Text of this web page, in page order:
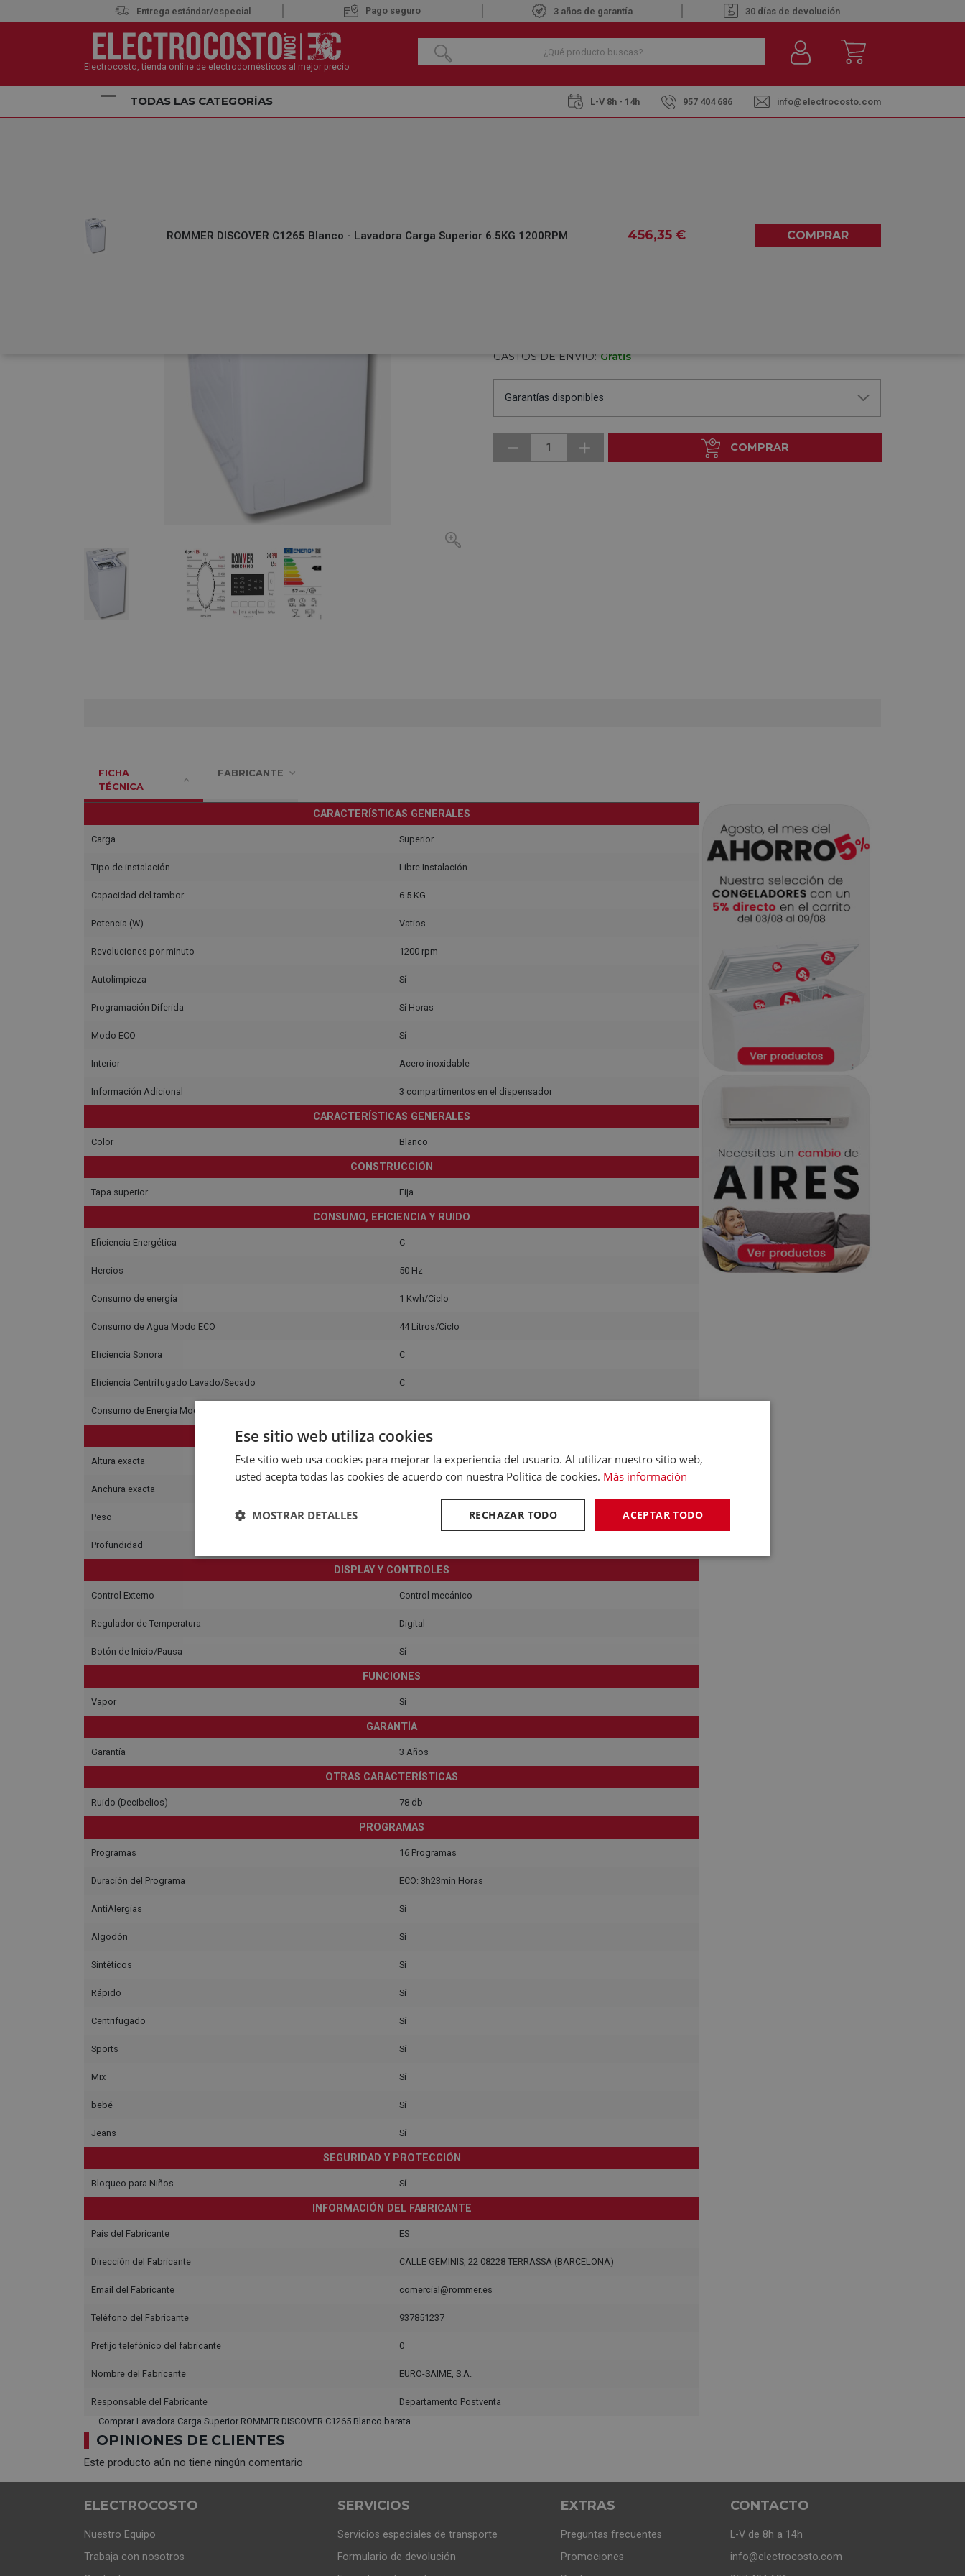
Entrega estándar/especial Pago seguro 3 años de garantía 30 días de devolución
Electrocosto, tienda online de electrodomésticos al mejor precio
TODAS LAS CATEGORÍAS L-V 8h - 14h 957 404 686 info@electrocosto.com
ROMMER DISCOVER C1265 Blanco - Lavadora Carga Superior 6.5KG 1200RPM 456,35€ COMPRAR
456
GASTOS DE ENVÍO: Gratis
Garantías disponibles
1 COMPRAR
FICHA
TÉCNICA
FABRICANTE
CARACTERÍSTICAS GENERALES
Carga Superior
Tipo de instalación Libre Instalación
Capacidad del tambor 6.5 KG
Potencia (W) Vatios
Revoluciones por minuto 1200 rpm
Autolimpieza Sí
Programación Diferida Sí Horas
Modo ECO Sí
Interior Acero inoxidable
Información Adicional 3 compartimentos en el dispensador
CARACTERÍSTICAS GENERALES
Color Blanco
CONSTRUCCIÓN
Tapa superior Fija
CONSUMO, EFICIENCIA Y RUIDO
Eficiencia Energética C
Hercios 50 Hz
Consumo de energía 1 Kwh/Ciclo
Consumo de Agua Modo ECO 44 Litros/Ciclo
Eficiencia Sonora C
Eficiencia Centrifugado Lavado/Secado C
Consumo de Energía Modo Eco 100 Ciclos
DIMENSIONES Y PESO
Altura exacta 87,50 Centímetros
Anchura exacta
Peso
Profundidad
DISPLAY Y CONTROLES
Control Externo Control mecánico
Regulador de Temperatura Digital
Botón de Inicio/Pausa Sí
FUNCIONES
Vapor Sí
GARANTÍA
Garantía 3 Años
OTRAS CARACTERÍSTICAS
Ruido (Decibelios) 78 db
PROGRAMAS
Programas 16 Programas
Duración del Programa ECO: 3h23min Horas
AntiAlergias Sí
Algodón Sí
Sintéticos Sí
Rápido Sí
Centrifugado Sí
Sports Sí
Mix Sí
bebé Sí
Jeans Sí
SEGURIDAD Y PROTECCIÓN
Bloqueo para Niños Sí
INFORMACIÓN DEL FABRICANTE
País del Fabricante ES
Dirección del Fabricante CALLE GEMINIS, 22 08228 TERRASSA (BARCELONA)
Email del Fabricante comercial@rommer.es
Teléfono del Fabricante 937851237
Prefijo telefónico del fabricante 0
Nombre del Fabricante EURO-SAIME, S.A.
Responsable del Fabricante
Departamento Postventa
Comprar Lavadora Carga Superior ROMMER DISCOVER C1265 Blanco barata.
OPINIONES DE CLIENTES
Este producto aún no tiene ningún comentario
ELECTROCOSTO
Nuestro Equipo
Trabaja con nosotros
SERVICIOS
Servicios especiales de transporte
Formulario de devolución
EXTRAS
Preguntas frecuentes
Promociones
CONTACTO
L-V de 8h a 14h
info@electrocosto.com
Ese sitio web utiliza cookies
Este sitio web usa cookies para mejorar la experiencia del usuario. Al utilizar nuestro sitio web,
usted acepta todas las cookies de acuerdo con nuestra Política de cookies. Más información
ACEPTAR TODO
RECHAZAR TODO
MOSTRAR DETALLES